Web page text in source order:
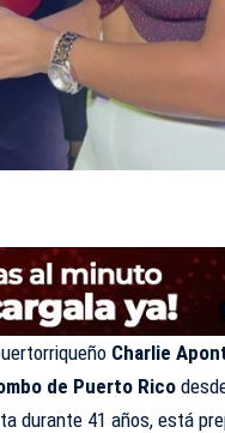
Charlie
de Puerto Rico
durante 41 años, está